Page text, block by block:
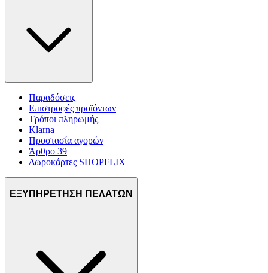
Παραδόσεις
Επιστροφές προϊόντων
Τρόποι πληρωμής
Klarna
Προστασία αγορών
Άρθρο 39
Δωροκάρτες SHOPFLIX
ΕΞΥΠΗΡΕΤΗΣΗ ΠΕΛΑΤΩΝ